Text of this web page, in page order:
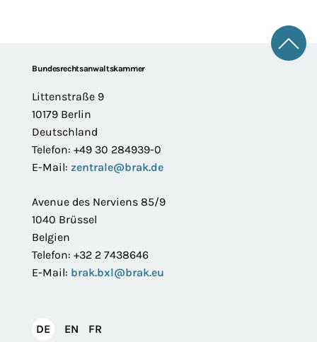
FooterBundesrechtsanwaltskammer
Littenstraße 9
10179 Berlin
Deutschland
Telefon: +49 30 284939-0
E-Mail: zentrale@brak.de
Avenue des Nerviens 85/9
1040 Brüssel
Belgien
Telefon: +32 2 7438646
E-Mail: brak.bxl@brak.eu
DEDeutsch
EN English
FR